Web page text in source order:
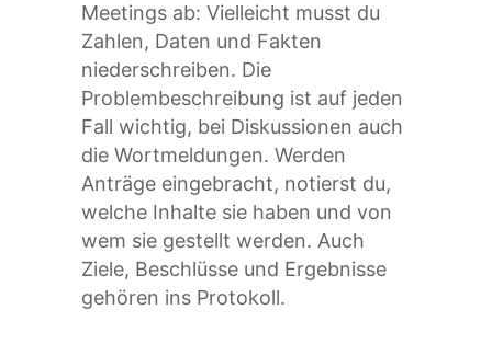
Meetings ab: Vielleicht musst du
Zahlen, Daten und Fakten
niederschreiben. Die
Problembeschreibung ist auf jeden
Fall wichtig, bei Diskussionen auch
die Wortmeldungen. Werden
Anträge eingebracht, notierst du,
welche Inhalte sie haben und von
wem sie gestellt werden. Auch
Ziele, Beschlüsse und Ergebnisse
gehören ins Protokoll.